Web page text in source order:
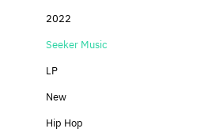
2022
Seeker Music
LP
New
Hip Hop